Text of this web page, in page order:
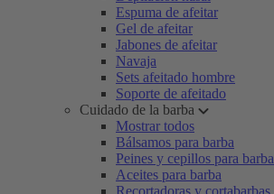
Espuma de afeitar
Gel de afeitar
Jabones de afeitar
Navaja
Sets afeitado hombre
Soporte de afeitado
Cuidado de la barba
Mostrar todos
Bálsamos para barba
Peines y cepillos para barba
Aceites para barba
Recortadoras y cortabarbas